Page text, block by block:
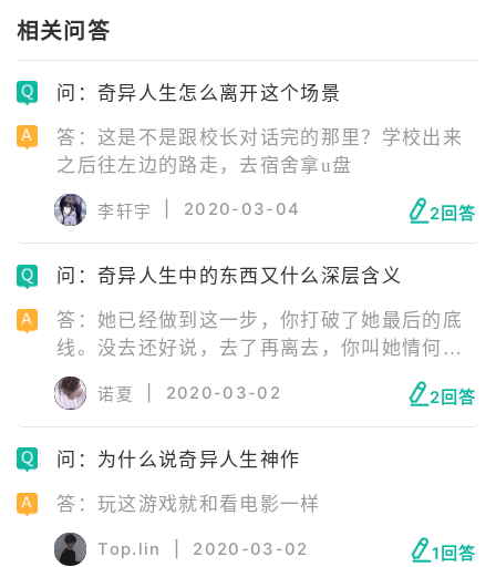
相关问答
问：奇异人生怎么离开这个场景
答：这是不是跟校长对话完的那里？学校出来
之后往左边的路走，去宿舍拿u盘
李轩宇 2020-03-04 2回答
问：奇异人生中的东西又什么深层含义
答：她已经做到这一步，你打破了她最后的底
线。没去还好说，去了再离去，你叫她情何以
堪。我想，她已由爱恨了，更别说理了
诺夏 2020-03-02 2回答
问：为什么说奇异人生神作
答：玩这游戏就和看电影一样
Top.lin 2020-03-02 1回答